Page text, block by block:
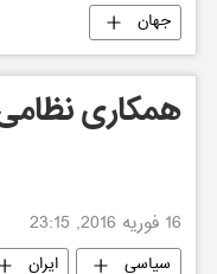
جهان
همکاری
16 فوریه 2016, 23:15
سیاسی ایران